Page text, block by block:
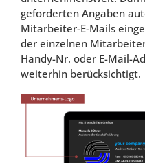
geforderten Angaben
Mitarbeiter-E-Mails
der einzelnen
Handy-Nr. oder E-Mail-
weiterhin berücksichtigt.